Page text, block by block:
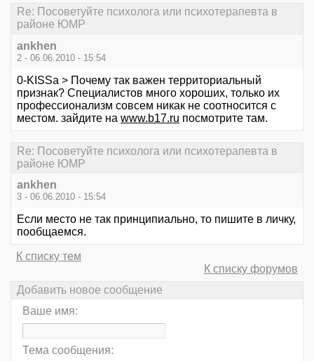
Re: Посоветуйте психолога или психотерапевта в
районе ЮМР
ankhen
2 - 06.06.2010 - 15:54
0-KISSa > Почему так важен территориальный
признак? Специалистов много хороших, только их
профессионализм совсем никак не соотносится с
местом. зайдите на www.b17.ru посмотрите там.
Re: Посоветуйте психолога или психотерапевта в
районе ЮМР
ankhen
3 - 06.06.2010 - 15:54
Если место не так принципиально, то пишите в личку,
пообщаемся.
К списку тем
К списку форумов
Добавить новое сообщение
Ваше имя:
Тема сообщения: